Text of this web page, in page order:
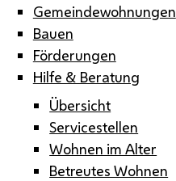
Gemeindewohnungen
Bauen
Förderungen
Hilfe & Beratung
Übersicht
Servicestellen
Wohnen im Alter
Betreutes Wohnen